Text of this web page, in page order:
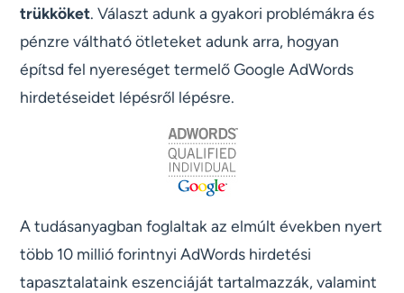
trükköket. Választ adunk a gyakori problémákra és
pénzre váltható ötleteket adunk arra, hogyan
építsd fel nyereséget termelő Google AdWords
hirdetéseidet lépésről lépésre.
A tudásanyagban foglaltak az elmúlt években nyert
több 10 millió forintnyi AdWords hirdetési
tapasztalataink eszenciáját tartalmazzák, valamint